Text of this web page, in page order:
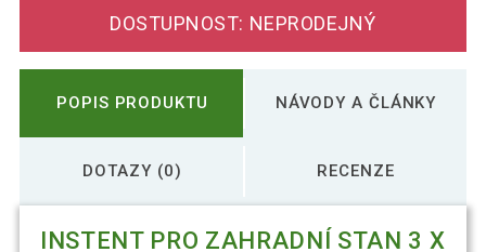
DOSTUPNOST: NEPRODEJNÝ
POPIS PRODUKTU NÁVODY A ČLÁNKY
DOTAZY (0) RECENZE
INSTENT PRO ZAHRADNÍ STAN 3 X